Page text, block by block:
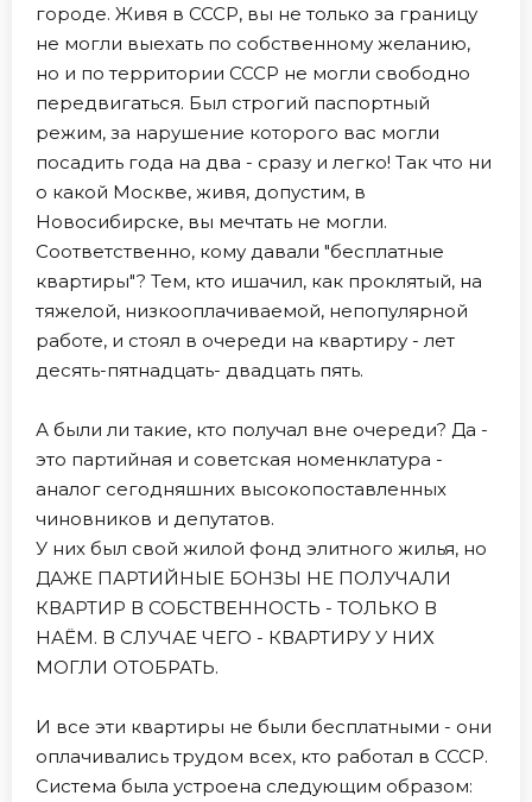
городе. Живя в СССР, вы не только за границу
не могли выехать по собственному желанию,
но и по территории СССР не могли свободно
передвигаться. Был строгий паспортный
режим, за нарушение которого вас могли
посадить года на два - сразу и легко! Так что ни
о какой Москве, живя, допустим, в
Новосибирске, вы мечтать не могли.
Соответственно, кому давали "бесплатные
квартиры"? Тем, кто ишачил, как проклятый, на
тяжелой, низкооплачиваемой, непопулярной
работе, и стоял в очереди на квартиру - лет
десять-пятнадцать- двадцать пять.
А были ли такие, кто получал вне очереди? Да -
это партийная и советская номенклатура -
аналог сегодняшних высокопоставленных
чиновников и депутатов.
У них был свой жилой фонд элитного жилья, но
ДАЖЕ ПАРТИЙНЫЕ БОНЗЫ НЕ ПОЛУЧАЛИ
КВАРТИР В СОБСТВЕННОСТЬ - ТОЛЬКО В
НАЁМ. В СЛУЧАЕ ЧЕГО - КВАРТИРУ У НИХ
МОГЛИ ОТОБРАТЬ.
И все эти квартиры не были бесплатными - они
оплачивались трудом всех, кто работал в СССР.
Система была устроена следующим образом: